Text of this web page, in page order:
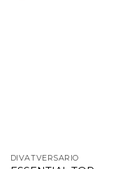
DIVATVERSARIO